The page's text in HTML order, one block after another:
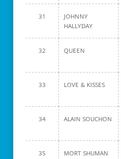
31
JOHNNY
HALLYDAY
32 QUEEN
33 LOVE & KISSES
34 ALAIN SOUCHON
35 MORT SHUMAN